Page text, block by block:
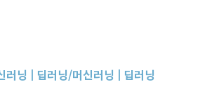
러닝 | 딥러닝/머신러닝 | 딥러닝